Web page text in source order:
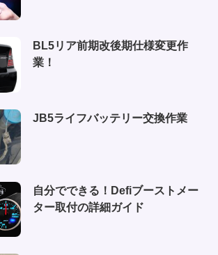
BL5リア前期改後期仕様変更作
業！
JB5ライフバッテリー交換作業
自分でできる！Defiブーストメー
ター取付の詳細ガイド